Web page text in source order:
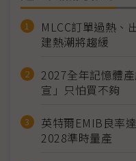
MLCC訂單過熱
建熱潮將趨緩
2027全年記憶體
宣」只怕買不夠
英特爾EMIB良率
2028準時量產